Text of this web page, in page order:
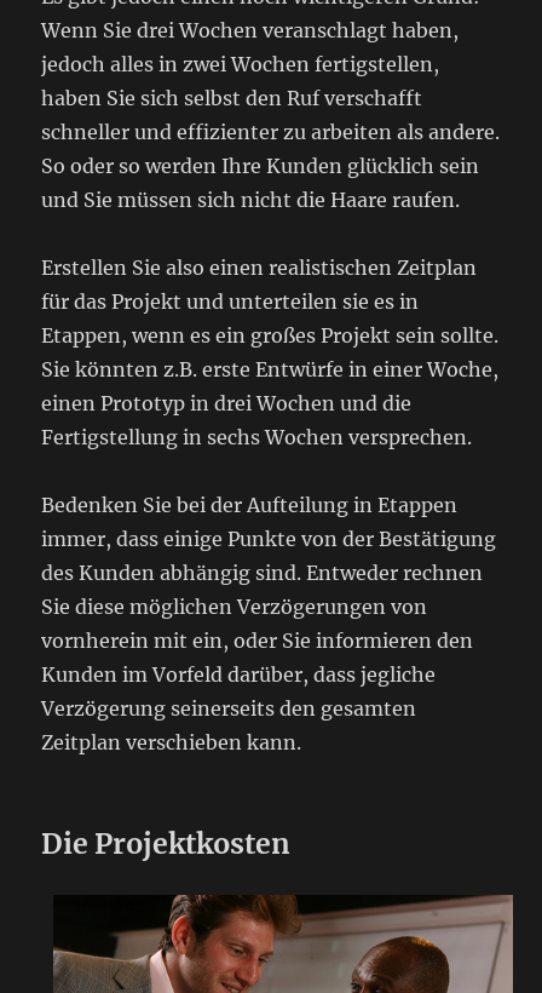
Wenn Sie drei Wochen veranschlagt haben,
jedoch alles in zwei Wochen fertigstellen,
haben Sie sich selbst den Ruf verschafft
schneller und effizienter zu arbeiten als andere.
So oder so werden Ihre Kunden glücklich sein
und Sie müssen sich nicht die Haare raufen.
Erstellen Sie also einen realistischen Zeitplan
für das Projekt und unterteilen sie es in
Etappen, wenn es ein großes Projekt sein sollte.
Sie könnten z.B. erste Entwürfe in einer Woche,
einen Prototyp in drei Wochen und die
Fertigstellung in sechs Wochen versprechen.
Bedenken Sie bei der Aufteilung in Etappen
immer, dass einige Punkte von der Bestätigung
des Kunden abhängig sind. Entweder rechnen
Sie diese möglichen Verzögerungen von
vornherein mit ein, oder Sie informieren den
Kunden im Vorfeld darüber, dass jegliche
Verzögerung seinerseits den gesamten
Zeitplan verschieben kann.
Die Projektkosten